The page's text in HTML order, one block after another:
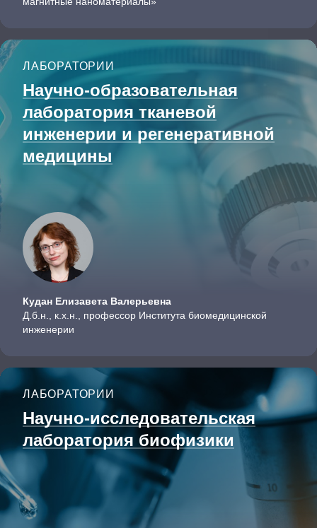
ЛАБОРАТОРИИ
Научно-образовательная
лаборатория тканевой
инженерии и регенеративной
медицины
Кудан Елизавета Валерьевна
Д.б.н., к.х.н., профессор Института биомедицинской
инженерии
ЛАБОРАТОРИИ
Научно-исследователь­ская
лаборатория биофизики